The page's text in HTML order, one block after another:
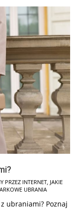
PRZEZ INTERNET JAKIE
UBRANIA
z ubraniami? Poznaj